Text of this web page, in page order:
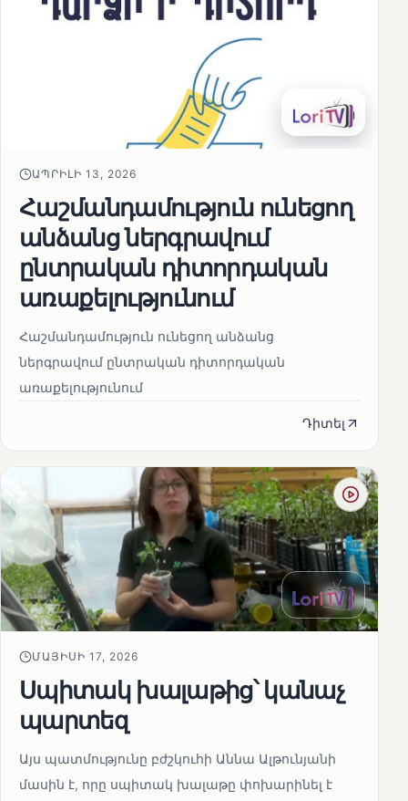
ԱՊՐԻԼԻ 13, 2026
Հաշմանդամություն ունեցող
անձանց ներգրավում
ընտրական դիտորդական
առաքելությունում
Հաշմանդամություն ունեցող անձանց
ներգրավում ընտրական դիտորդական
առաքելությունում
Դիտել
ՄԱՅԻՍԻ 17, 2026
Սպիտակ խալաթից՝ կանաչ
պարտեզ
Այս պատմությունը բժշկուհի Աննա Ալթունյանի
մասին է, որը սպիտակ խալաթը փոխարինել է